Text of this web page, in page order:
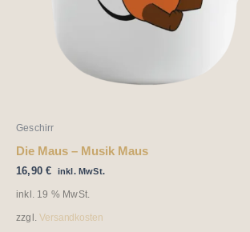
Geschirr
Die Maus – Musik Maus
16,90€ inkl. MwSt.
inkl. 19 % MwSt.
zzgl.Versandkosten